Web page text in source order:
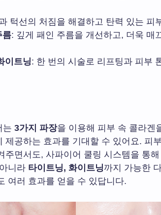
턱선의 처짐을 해결하고 탄력 있는 피
름: 깊게 패인 주름을 개선하고, 더욱 매
이트닝: 한 번의 시술로 리프팅과 피부
는 3가지 파장을 이용해 피부 속 콜라겐
제공하는 효과를 기대할 수 있어요. 피
주면서도, 사파이어 쿨링 시스템을 통
니라 타이트닝, 화이트닝까지 가능한
여러 효과를 얻을 수 있답니다.